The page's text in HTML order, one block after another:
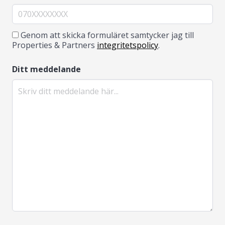
Genom att skicka formuläret samtycker jag till
Properties & Partners integritetspolicy.
Ditt meddelande